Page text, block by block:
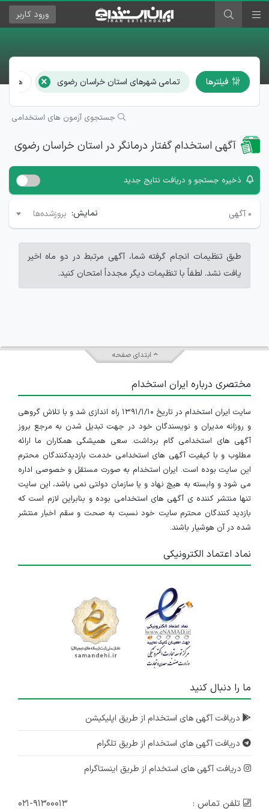
ورود کاربر
فیلترها تمامی شهرهای استان خراسان رضوی × همه
جستجوی آزمون های استخدامی
آگهی استخدام گفتار درمانگر در استان خراسان رضوی
ذخیره جستجو و دریافت نتایج جدید
۰ آگهی نمایش: بروزشده‌ها
طبق تنظیمات انجام گرفته شما، آگهی مرتبط در دو ماه اخیر
یافت نشد. لطفاً با تنظیمات دیگر مجدداً امتحان کنید.
ابتدای صفحه
مختصری درباره ایران استخدام
سایت ایران استخدام در تاریخ ۱۳۹۱/۱/۱۰ راه اندازی شد و با تلاش گروهی
و روزانه مدیران و نویسندگان خود در جهت تبدیل شدن به مرجع بروز
آگهی های استخدامی گام برداشت. سعی همیشگی همکاران ما ارائه
مطلوب و با کیفیت آگهی های استخدامی خدمت بازدیدکنندگان محترم
این سایت بوده است. ایران استخدام به صورت مستقل و خصوصی اداره
می شود و وابسته به هیچ نهاد و یا سازمان دولتی نمی باشد، این سایت
تنها منتشر کننده ی آگهی های استخدامی بوده و بنابراین لازم است که
بازدید کنندگان محترم سایت خود نسبت به صحت و سقم اخبار منتشر
شده در آن هوشیار باشند.
نماد اعتماد الکترونیکی
ما را دنبال کنید
دریافت آگهی های استخدام از طریق اپلیکیشن
دریافت آگهی های استخدام از طریق تلگرام
دریافت آگهی های استخدام از طریق اینستاگرام
تلفن تماس : ۰۲۱-۹۱۳۰۰۰۱۳